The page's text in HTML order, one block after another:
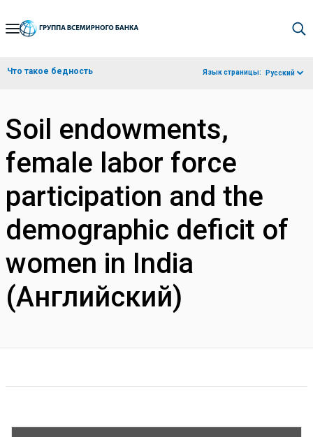
Skip
Navigation
Что такое бедность Язык страницы: Русский
Soil endowments,
female labor force
participation and the
demographic deficit of
women in India
(Английский)